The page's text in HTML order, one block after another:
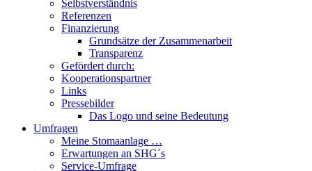
Selbstverständnis
Referenzen
Finanzierung
Grundsätze der Zusammenarbeit
Transparenz
Gefördert durch:
Kooperationspartner
Links
Pressebilder
Das Logo und seine Bedeutung
Umfragen
Meine Stomaanlage …
Erwartungen an SHG´s
Service-Umfrage